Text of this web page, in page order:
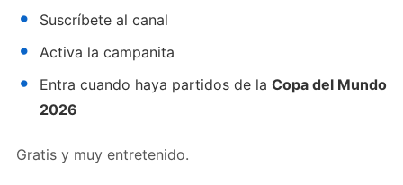
Suscríbete al canal
Activa la campanita
Entra cuando haya partidos de la Copa del Mundo
2026
Gratis y muy entretenido.